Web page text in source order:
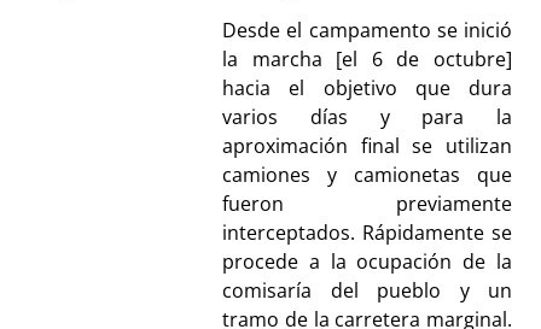
Desde el campamento se inició
la marcha [el 6 de octubre]
hacia el objetivo que dura
varios días y para la
aproximación final se utilizan
camiones y camionetas que
fueron previamente
interceptados. Rápidamente se
procede a la ocupación de la
comisaría del pueblo y un
tramo de la carretera marginal.